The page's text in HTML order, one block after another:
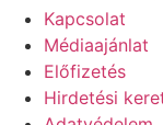
Kapcsolat
Médiaajánlat
Előfizetés
Hirdetési